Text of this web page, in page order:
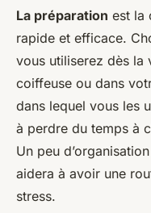
La préparation est la
rapide et efficace.
vous utiliserez dès la
coiffeuse ou dans
dans lequel vous les
à perdre du temps à
Un peu
aidera à avoir une
stress.